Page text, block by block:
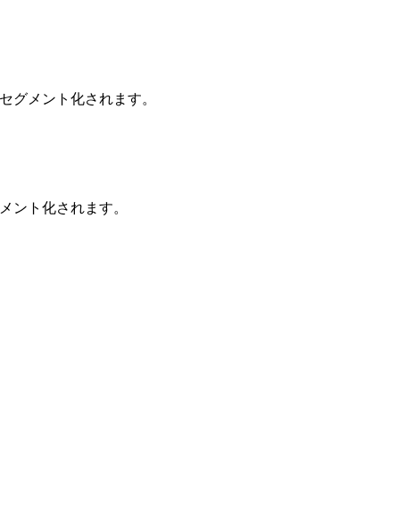
グメント化されます。
ント化されます。